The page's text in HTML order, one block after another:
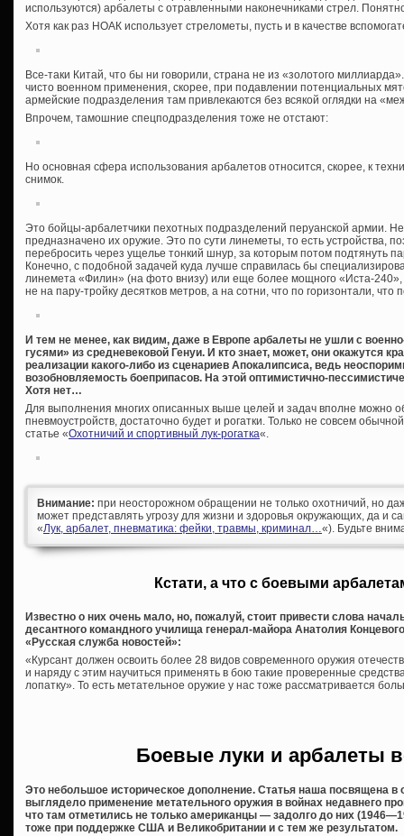
используются) арбалеты с отравленными наконечниками стрел.
Хотя как раз НОАК использует стрелометы, пусть и в качестве
Все-таки Китай, что бы ни говорили, страна не из «золотого
чисто военном применения, скорее, при подавлении потенциальных
армейские подразделения там привлекаются без всякой оглядки на
Впрочем, тамошние спецподразделения тоже не отстают:
Но основная сфера использования арбалетов относится, скорее, к
снимок.
Это бойцы-арбалетчики пехотных подразделений перуанской армии.
предназначено их оружие. Это по сути линеметы, то есть устройства,
перебросить через ущелье тонкий шнур, за которым потом подтянуть
Конечно, с подобной задачей куда лучше справилась бы
линемета «Филин» (на фото внизу) или еще более мощного «Иста-240»,
не на пару-тройку десятков метров, а на сотни, что по горизонтали, что
И тем не менее, как видим, даже в Европе арбалеты не ушли с
гусями» из средневековой Генуи. И кто знает, может, они окажутся
реализации какого-либо из сценариев Апокалипсиса, ведь
возобновляемость боеприпасов. На этой оптимистично-
Хотя нет…
Для выполнения многих описанных выше целей и задач вполне можно
пневмоустройств, достаточно будет и рогатки. Только не совсем
статье «Охотничий и спортивный лук-рогатка«.
Внимание: при неосторожном обращении не только охотничий, но
может представлять угрозу для жизни и здоровья окружающих, да и
«Лук, арбалет, пневматика: фейки, травмы, криминал…«). Будьте
Кстати, а что с боевыми
Известно о них очень мало, но, пожалуй, стоит привести слова
десантного командного училища генерал-майора Анатолия
«Русская служба новостей»:
«Курсант должен освоить более 28 видов современного оружия
и наряду с этим научиться применять в бою такие проверенные
лопатку». То есть метательное оружие у нас тоже рассматривается
Боевые луки и арбалеты
Это небольшое историческое дополнение. Статья наша посвящена в
выглядело применение метательного оружия в войнах недавнего
что там отметились не только американцы — задолго до них
тоже при поддержке США и Великобритании и с тем же результатом.